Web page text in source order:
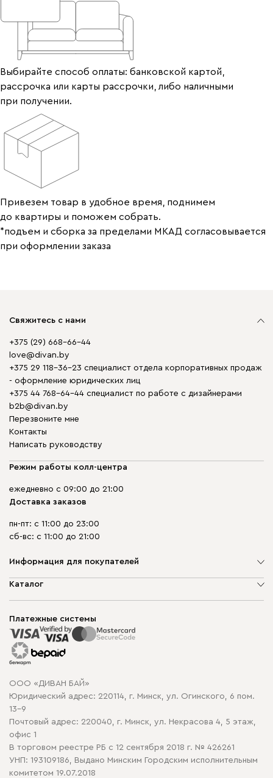
Выбирайте способ оплаты: банковской картой,
рассрочка или карты рассрочки, либо наличными
при получении.
Привезем товар в удобное время, поднимем
до квартиры и поможем собрать.
*подъем и сборка за пределами МКАД согласовывается
при оформлении заказа
Свяжитесь с нами
+375 (29) 668-66-44
love@divan.by
+375 29 118-36-23 специалист отдела корпоративных продаж
- оформление юридических лиц
+375 44 768-64-44 специалист по работе с дизайнерами
b2b@divan.by
Перезвоните мне
Контакты
Написать руководству
Режим работы колл-центра
ежедневно с 09:00 до 21:00
Доставка заказов
пн-пт: с 11:00 до 23:00
сб-вс: с 11:00 до 21:00
Информация для покупателей
О компании
Способы оплаты
Рассрочка и кредит
Гарантия
Карта сайта
Политика конфиденциальности
Политика в отношении обработки cookie
Каталог
Корпусная мебель
Распродажа мебели
Платежные системы
ООО «ДИВАН БАЙ»
Юридический адрес: 220114, г. Минск, ул. Огинского, 6 пом.
13-9
Почтовый адрес: 220040, г. Минск, ул. Некрасова 4, 5 этаж,
офис 1
В торговом реестре РБ с 12 сентября 2018 г. № 426261
УНП: 193109186, Выдано Минским Городским исполнительным
комитетом 19.07.2018